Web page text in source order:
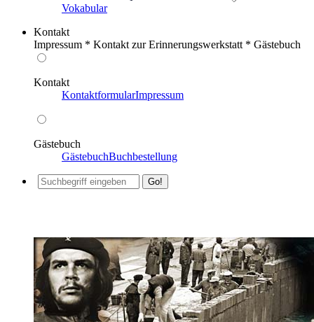
Vokabular
Kontakt
Impressum * Kontakt zur Erinnerungswerkstatt * Gästebuch
Kontakt
KontaktformularImpressum
Gästebuch
GästebuchBuchbestellung